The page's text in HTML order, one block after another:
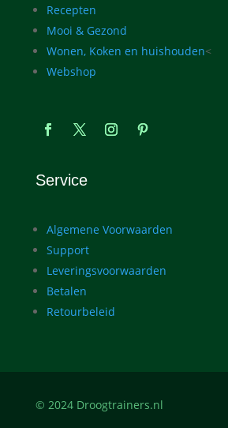
Recepten
Mooi & Gezond
Wonen, Koken en huishouden<
Webshop
Service
Algemene Voorwaarden
Support
Leveringsvoorwaarden
Betalen
Retourbeleid
© 2024 Droogtrainers.nl